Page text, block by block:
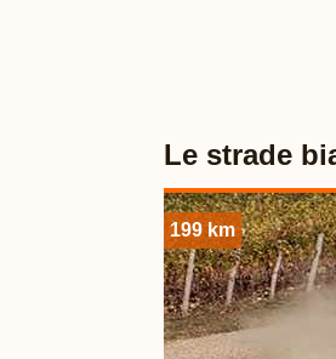
Le strade
199 km